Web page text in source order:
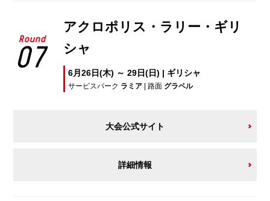
Round
07
アクロポリス・ラリー・ギリ
シャ
6月26日(木) ～ 29日(日) | ギリシャ
サービスパーク ラミア| 路面 グラベル
大会公式サイト
詳細情報